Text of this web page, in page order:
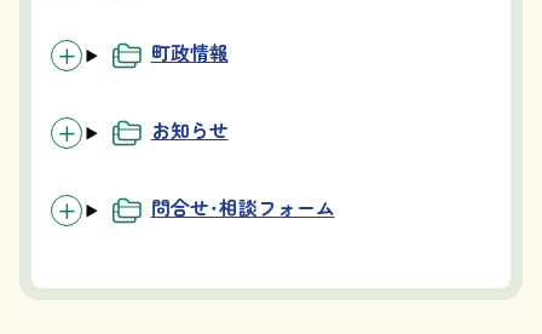
町政情報
お知らせ
問合せ・相談フォーム